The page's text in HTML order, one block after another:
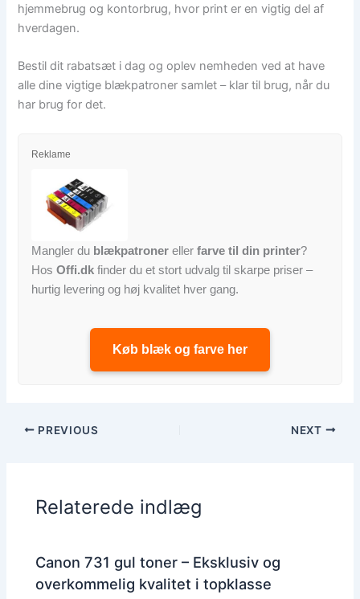
hjemmebrug og kontorbrug, hvor print er en vigtig del af
hverdagen.
Bestil dit rabatsæt i dag og oplev nemheden ved at have
alle dine vigtige blækpatroner samlet – klar til brug, når du
har brug for det.
Reklame
Mangler du blækpatroner ellerfarve til din printer?
HosOffi.dk finder du et stort udvalg til skarpe priser –
hurtig levering og høj kvalitet hver gang.
Køb blæk og farve her
PREVIOUS NEXT
Relaterede indlæg
Canon 731 gul toner – Eksklusiv og
overkommelig kvalitet i topklasse